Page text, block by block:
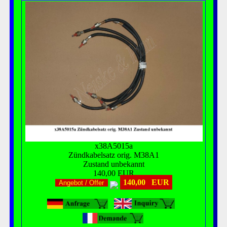
x38A5015a
Zündkabelsatz orig. M38A1
Zustand unbekannt
140,00 EUR
Angebot / Offer 140,00 EUR